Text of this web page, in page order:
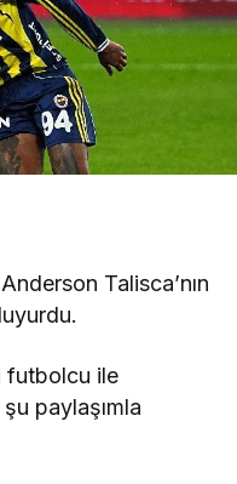
Talisca’nın
futbolcu ile
şu paylaşımla